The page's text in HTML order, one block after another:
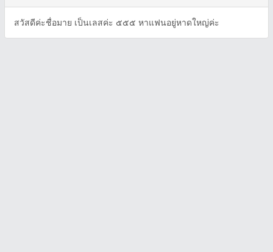
สวัสดีค่ะชื่อมาย เป็นเลสค่ะ ๕๕๕ หาแฟนอยู่หาดใหญ่ค่ะ